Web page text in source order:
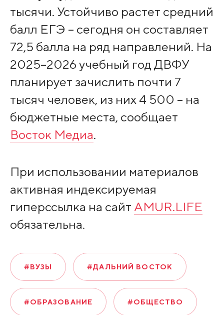
тысячи. Устойчиво растет средний
балл ЕГЭ – сегодня он составляет
72,5 балла на ряд направлений. На
2025–2026 учебный год ДВФУ
планирует зачислить почти 7
тысяч человек, из них 4 500 – на
бюджетные места, сообщает
Восток Медиа.
При использовании материалов
активная индексируемая
гиперссылка на сайт AMUR.LIFE
обязательна.
#ВУЗЫ #ДАЛЬНИЙ ВОСТОК
#ОБРАЗОВАНИЕ #ОБЩЕСТВО